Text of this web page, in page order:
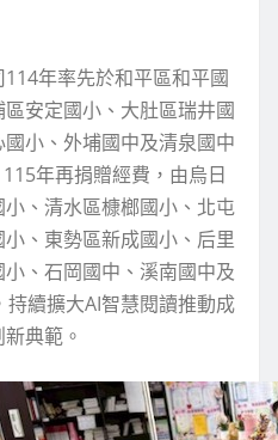
年率先於和平區和平國
安定國小、大肚區瑞井國
小、外埔國中及清泉國中
年再捐贈經費，由烏日
、清水區槺榔國小、北屯
、東勢區新成國小、后里
、石岡國中、溪南國中及
續擴大AI智慧閱讀推動成
典範。